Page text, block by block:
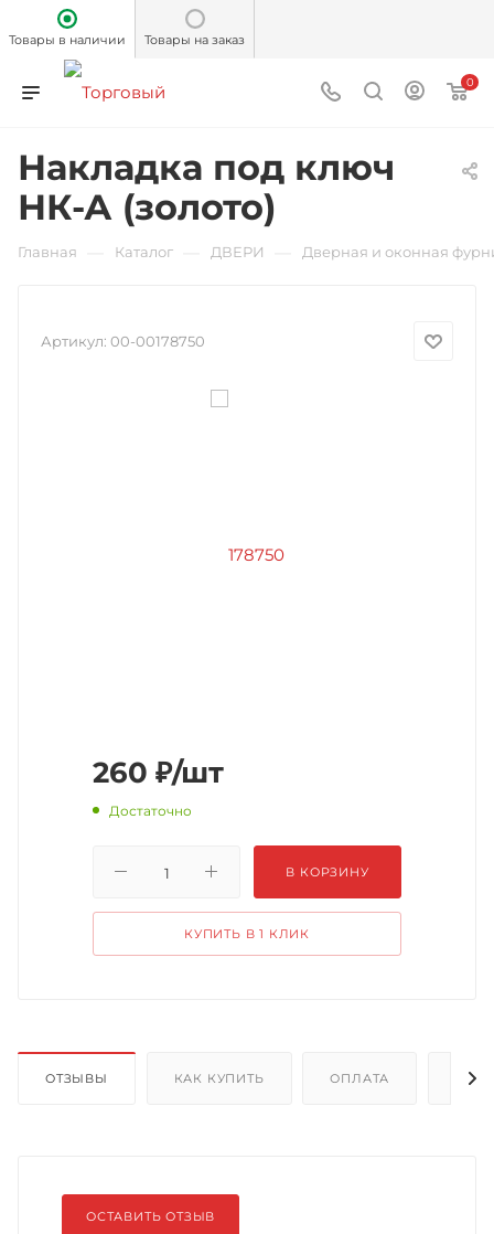
Товары в наличии Товары на заказ
0
Накладка под ключ
НК-А (золото)
Главная Каталог ДВЕРИ Дверная и оконная
Артикул: 00-00178750
260 ₽/шт
Достаточно
В КОРЗИНУ
КУПИТЬ В 1 КЛИК
ОТЗЫВЫ КАК КУПИТЬ ОПЛАТА
ОСТАВИТЬ ОТЗЫВ